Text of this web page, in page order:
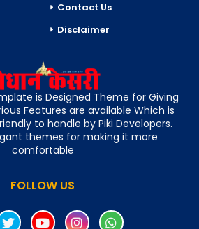
Contact Us
Disclaimer
is Designed Theme for Giving
Features are available Which is
to handle by Piki Developers.
themes for making it more
comfortable
FOLLOW US